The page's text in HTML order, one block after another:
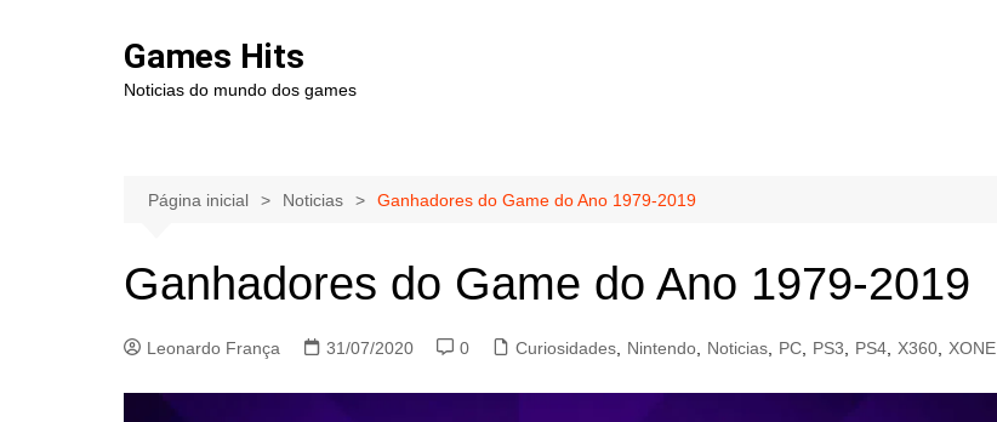
Games Hits
Noticias do mundo dos games
Página inicial Noticias Ganhadores do Game do Ano 1979-2019
Ganhadores do Game do Ano 1979-2019
Leonardo França 31/07/2020 0 Curiosidades Nintendo Noticias PC PS3 PS4 X360 XONE